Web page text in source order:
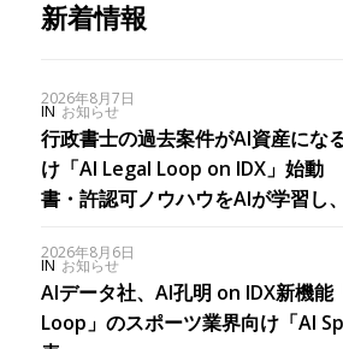
新着情報
2026年8月7日
IN お知らせ
行政書士の過去案件がAI資産にな
け「AI Legal Loop on IDX」始動
書・許認可ノウハウをAIが学習し
2026年8月6日
IN お知らせ
AIデータ社、AI孔明 on IDX新機能
Loop」のスポーツ業界向け「AI